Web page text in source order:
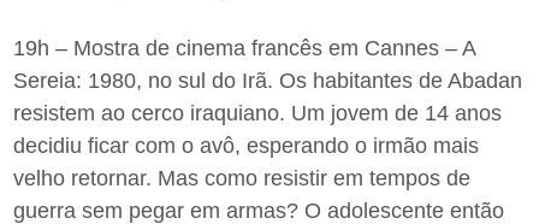
19h – Mostra de cinema francês em Cannes – A
Sereia: 1980, no sul do Irã. Os habitantes de Abadan
resistem ao cerco iraquiano. Um jovem de 14 anos
decidiu ficar com o avô, esperando o irmão mais
velho retornar. Mas como resistir em tempos de
guerra sem pegar em armas? O adolescente então